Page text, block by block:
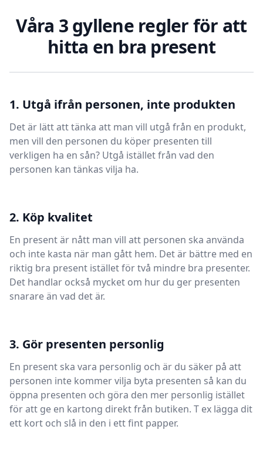
Våra 3 gyllene regler för att
hitta en bra present
1. Utgå ifrån personen, inte produkten
Det är lätt att tänka att man vill utgå från en produkt,
men vill den personen du köper presenten till
verkligen ha en sån? Utgå istället från vad den
personen kan tänkas vilja ha.
2. Köp kvalitet
En present är nått man vill att personen ska använda
och inte kasta när man gått hem. Det är bättre med en
riktig bra present istället för två mindre bra presenter.
Det handlar också mycket om hur du ger presenten
snarare än vad det är.
3. Gör presenten personlig
En present ska vara personlig och är du säker på att
personen inte kommer vilja byta presenten så kan du
öppna presenten och göra den mer personlig istället
för att ge en kartong direkt från butiken. T ex lägga dit
ett kort och slå in den i ett fint papper.